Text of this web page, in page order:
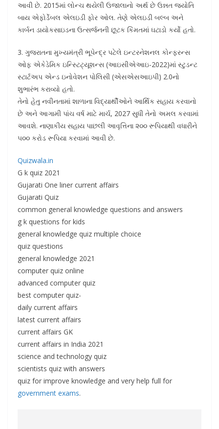
આવી છે. 2015માં લોન્ચ થયેલી ઉજાલાનો અર્થ છે ઉન્નત જ્યોતિ
બાય એફોર્ડેબલ એલઇડી ફોર ઓલ. તેણે એલઇડી બલ્બ અને
કાર્બન ડાયોકસાઇડના ઉત્સર્જનની છૂટક કિંમતમાં ઘટાડો કર્યો હતો.
3. ગુજરાતના મુખ્યમંત્રી ભૂપેન્દ્ર પટેલે ઇન્ટરનેશનલ કોન્ફરન્સ
ઓફ એકેડેમિક ઇન્સ્ટિટ્યૂશન્સ (આઇસીએઆઇ-2022)માં સ્ટુડન્ટ
સ્ટાર્ટઅપ એન્ડ ઇનોવેશન પોલિસી (એસએસઆઇપી) 2.0નો
શુભારંભ કરાવ્યો હતો.
તેનો હેતુ નવીનતામાં શાળાના વિદ્યાર્થીઓને આર્થિક સહાય કરવાનો
છે અને આગામી પાંચ વર્ષ માટે માર્ચ, 2027 સુધી તેનો અમલ કરવામાં
આવશે. નાણાકીય સહાય પાછલી આવૃત્તિના ૨૦૦ રૂપિયાથી વધારીને
૫૦૦ કરોડ રૂપિયા કરવામાં આવી છે.
Quizwala.in
G k quiz 2021
Gujarati One liner current affairs
Gujarati Quiz
common general knowledge questions and answers
g k questions for kids
general knowledge quiz multiple choice
quiz questions
general knowledge 2021
computer quiz online
advanced computer quiz
best computer quiz-
daily current affairs
latest current affairs
current affairs GK
current affairs in India 2021
science and technology quiz
scientists quiz with answers
quiz for improve knowledge and very help full for
government exams.